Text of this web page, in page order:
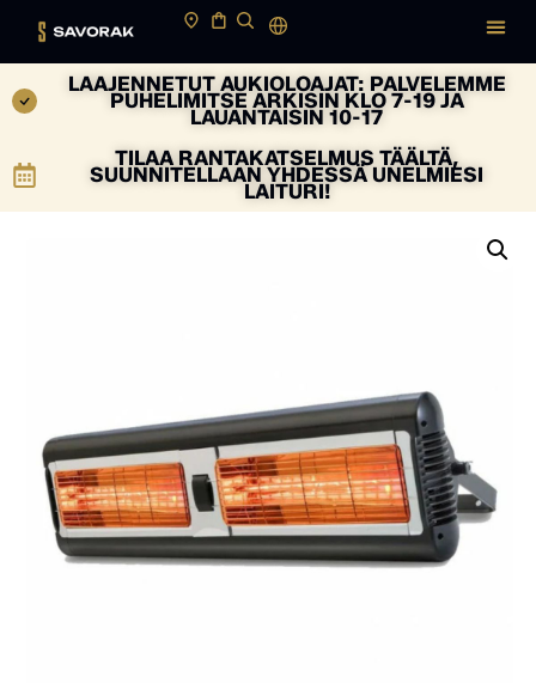
LAAJENNETUT AUKIOLOAJAT: PALVELEMME
PUHELIMITSE ARKISIN KLO 7-19 JA
LAUANTAISIN 10-17
TILAA RANTAKATSELMUS TÄÄLTÄ,
SUUNNITELLAAN YHDESSÄ UNELMIESI
LAITURI!